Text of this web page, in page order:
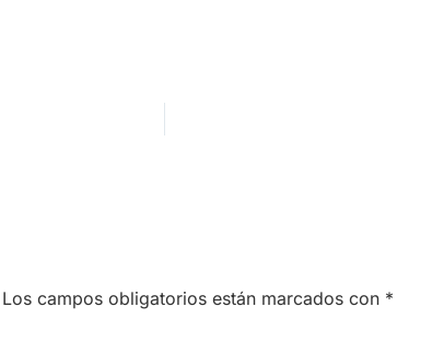
Los campos obligatorios están marcados con *